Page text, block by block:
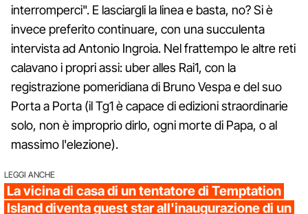
interromperci". E lasciargli la linea e basta, no? Si è
invece preferito continuare, con una succulenta
intervista ad Antonio Ingroia. Nel frattempo le altre reti
calavano i propri assi: uber alles Rai1, con la
registrazione pomeridiana di Bruno Vespa e del suo
Porta a Porta (il Tg1 è capace di edizioni straordinarie
solo, non è improprio dirlo, ogni morte di Papa, o al
massimo l'elezione).
LEGGI ANCHE
La vicina di casa di un tentatore di Temptation
Island diventa guest star all'inaugurazione di un